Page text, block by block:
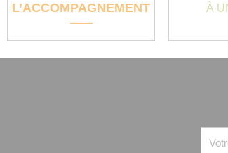
L’ACCOMPAGNEMENT À